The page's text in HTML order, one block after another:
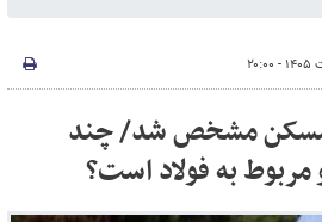
مشخص شد/ چند
به فولاد است؟